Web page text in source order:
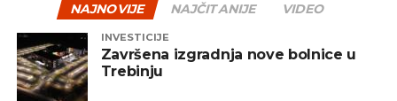
NAJNOVIJE NAJČITANIJE VIDEO
INVESTICIJE
Završena izgradnja nove bolnice u
Trebinju